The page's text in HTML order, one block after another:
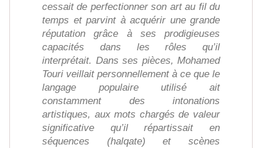
cessait de perfectionner son art au fil du
temps et parvint à acquérir une grande
réputation grâce à ses prodigieuses
capacités dans les rôles qu’il
interprétait. Dans ses pièces, Mohamed
Touri veillait personnellement à ce que le
langage populaire utilisé ait
constamment des intonations
artistiques, aux mots chargés de valeur
significative qu’il répartissait en
séquences (halqate) et scènes